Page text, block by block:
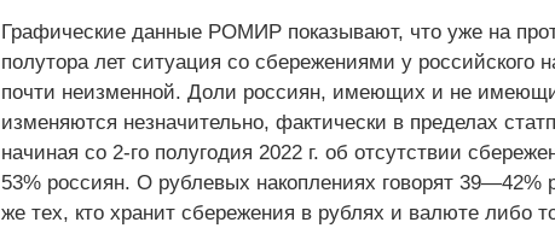
Графические данные РОМИР показывают, что уже на
полутора лет ситуация со сбережениями у российского
почти неизменной. Доли россиян, имеющих и не
изменяются незначительно, фактически в пределах
начиная со 2-го полугодия 2022 г. об отсутствии
53% россиян. О рублевых накоплениях говорят 39—42%
же тех, кто хранит сбережения в рублях и валюте либо